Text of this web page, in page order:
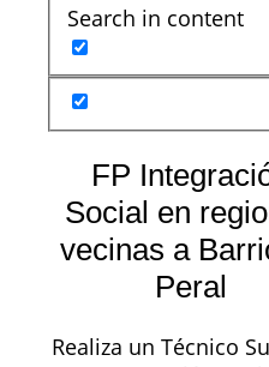
Search in content
FP
Social en
vecinas a
Peral
Realiza un Técnico